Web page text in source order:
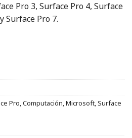
Pro 3, Surface Pro 4, Surface
Surface Pro 7.
Pro,Computación,Microsoft,Surface